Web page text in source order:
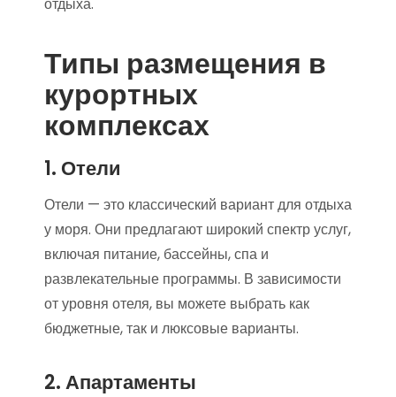
Типы размещения в
курортных
комплексах
1. Отели
Отели — это классический вариант для отдыха
у моря. Они предлагают широкий спектр услуг,
включая питание, бассейны, спа и
развлекательные программы. В зависимости
от уровня отеля, вы можете выбрать как
бюджетные, так и люксовые варианты.
2. Апартаменты